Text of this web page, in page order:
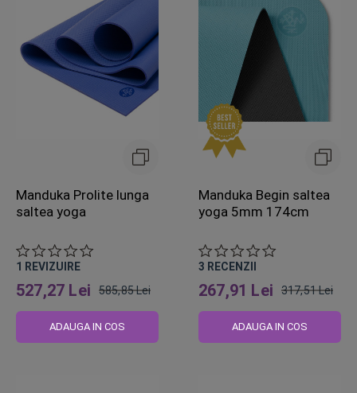
Manduka Prolite lunga
saltea yoga
1 REVIZUIRE
527,27 Lei
obisnuit
585,85 Lei
ADAUGA IN COS
Manduka Begin saltea
yoga 5mm 174cm
3 RECENZII
267,91 Lei
obisnuit
317,51 Lei
ADAUGA IN COS